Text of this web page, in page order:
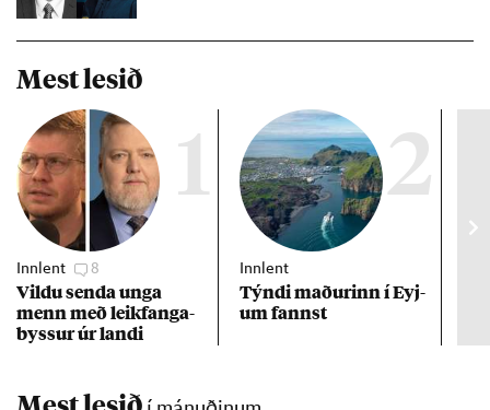
Mest lesið
1
Innlent 8
Vildu senda unga
menn með leik­fanga­
byss­ur úr landi
2
Innlent
Týndi mað­ur­inn í Eyj­
um fannst
Mest lesið